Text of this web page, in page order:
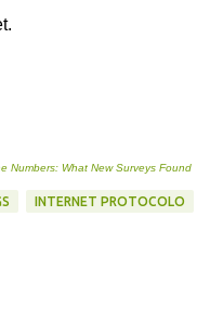
Numbers: What New Surveys Found
INTERNET PROTOCOLO